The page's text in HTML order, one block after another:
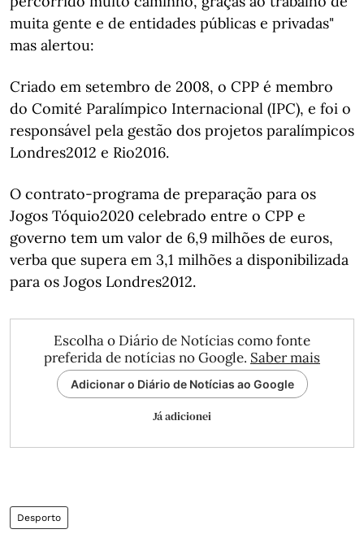
muita gente e de entidades públicas e privadas"
mas alertou:
Criado em setembro de 2008, o CPP é membro
do Comité Paralímpico Internacional (IPC), e foi o
responsável pela gestão dos projetos paralímpicos
Londres2012 e Rio2016.
O contrato-programa de preparação para os
Jogos Tóquio2020 celebrado entre o CPP e
governo tem um valor de 6,9 milhões de euros,
verba que supera em 3,1 milhões a disponibilizada
para os Jogos Londres2012.
Escolha o Diário de Notícias como fonte
preferida de notícias no Google. Saber mais
Adicionar o Diário de Notícias ao Google
Já adicionei
Desporto